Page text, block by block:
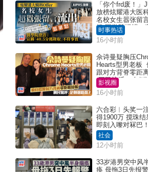
「你个frd废！」
放榜炫耀港大医
名校女生嚣张留
怒 医学院澄清：
「40.5分获录取」
实｜Juicy叮
时事热话
16小时前
佘诗曼疑胸压
Hearts型男老板
跟对方背脊零距
网民惊呼：企侧
得？
影视圈
16小时前
六合彩︱头奖一
得1900万 搅珠结果出炉
即刻入嚟对冧巴！
社会
12小时前
33岁港男突中风
痪 母拖3日先报